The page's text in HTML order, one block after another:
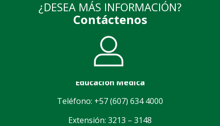
¿DESEA MÁS INFORMACIÓN?
Contáctenos
Educación Médica
Teléfono: +57 (607) 634 4000
Extensión: 3213 – 3148